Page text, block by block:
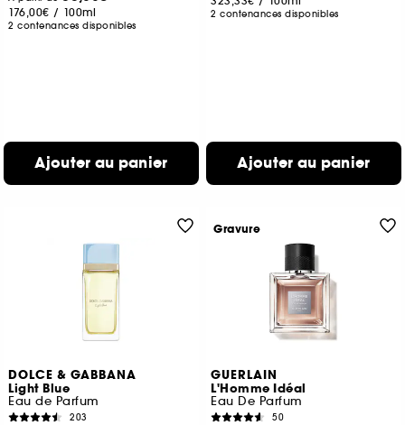
176,00€ / 100ml
2 contenances disponibles
Ajouter au panier
2 contenances disponibles
Ajouter au panier
DOLCE & GABBANA
Light Blue
Eau de Parfum
203
GUERLAIN
L'Homme Idéal
Eau De Parfum
50
Gravure